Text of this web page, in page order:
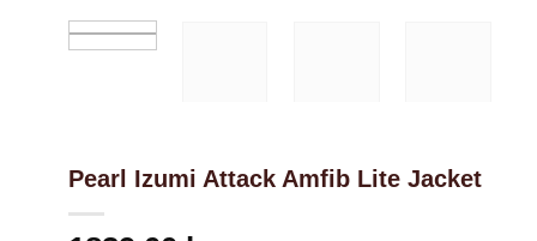
Pearl Izumi Attack Amfib Lite Jacket
Dessa kakor
går inte att